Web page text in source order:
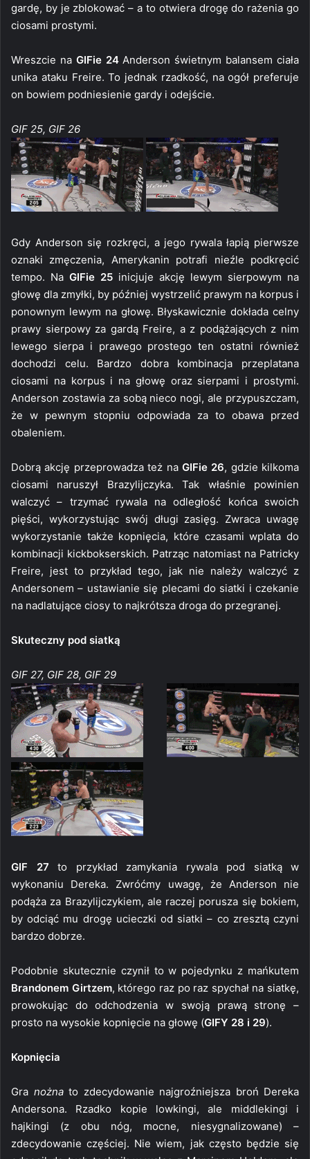
gardę, by je zblokować – a to otwiera drogę do rażenia go
ciosami prostymi.
Wreszcie na GIFie 24Anderson świetnym balansem ciała
unika ataku Freire. To jednak rzadkość, na ogół preferuje
on bowiem podniesienie gardy i odejście.
GIF 25, GIF 26
Gdy Anderson się rozkręci, a jego rywala łapią pierwsze
oznaki zmęczenia, Amerykanin potrafi nieźle podkręcić
tempo. Na GIFie 25 inicjuje akcję lewym sierpowym na
głowę dla zmyłki, by później wystrzelić prawym na korpus i
ponownym lewym na głowę. Błyskawicznie dokłada celny
prawy sierpowy za gardą Freire, a z podążających z nim
lewego sierpa i prawego prostego ten ostatni również
dochodzi celu. Bardzo dobra kombinacja przeplatana
ciosami na korpus i na głowę oraz sierpami i prostymi.
Anderson zostawia za sobą nieco nogi, ale przypuszczam,
że w pewnym stopniu odpowiada za to obawa przed
obaleniem.
Dobrą akcję przeprowadza też na GIFie 26, gdzie kilkoma
ciosami naruszył Brazylijczyka. Tak właśnie powinien
walczyć – trzymać rywala na odległość końca swoich
pięści, wykorzystując swój długi zasięg. Zwraca uwagę
wykorzystanie także kopnięcia, które czasami wplata do
kombinacji kickbokserskich. Patrząc natomiast na Patricky
Freire, jest to przykład tego, jak nie należy walczyć z
Andersonem – ustawianie się plecami do siatki i czekanie
na nadlatujące ciosy to najkrótsza droga do przegranej.
Skuteczny pod siatką
GIF 27, GIF 28, GIF 29
GIF 27 to przykład zamykania rywala pod siatką w
wykonaniu Dereka. Zwróćmy uwagę, że Anderson nie
podąża za Brazylijczykiem, ale raczej porusza się bokiem,
by odciąć mu drogę ucieczki od siatki – co zresztą czyni
bardzo dobrze.
Podobnie skutecznie czynił to w pojedynku z mańkutem
Brandonem Girtzem, którego raz po raz spychał na siatkę,
prowokując do odchodzenia w swoją prawą stronę –
prosto na wysokie kopnięcie na głowę (GIFY 28 i 29).
Kopnięcia
Gra nożnato zdecydowanie najgroźniejsza broń Dereka
Andersona. Rzadko kopie lowkingi, ale middlekingi i
hajkingi (z obu nóg, mocne, niesygnalizowane) –
zdecydowanie częściej. Nie wiem, jak często będzie się